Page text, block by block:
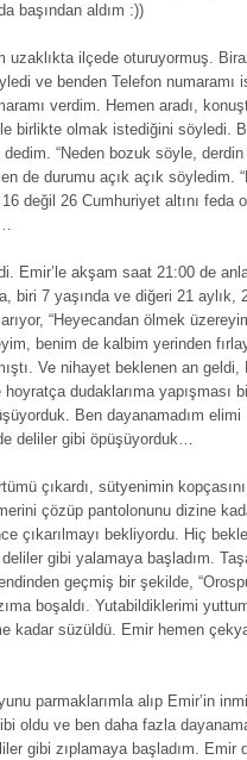
başından aldım :))
uzaklıkta ilçede oturuyormuş.
ve benden Telefon numaramı
verdim. Hemen aradı,
birlikte olmak istediğini söyledi.
“Neden bozuk söyle,
de durumu açık açık söyledim.
değil 26 Cumhuriyet altını feda
Emir’le akşam saat 21:00 de
biri 7 yaşında ve diğeri 21 aylık,
“Heyecandan ölmek
benim de kalbim yerinden
Ve nihayet beklenen an geldi,
dudaklarıma yapışması
Ben dayanamadım elimi
deliler gibi öpüşüyorduk…
çıkardı, sütyenimin
çözüp pantolonunu dizine
çıkarılmayı bekliyordu. Hiç
gibi yalamaya başladım.
geçmiş bir şekilde,
boşaldı. Yutabildiklerimi
kadar süzüldü. Emir hemen
parmaklarımla alıp Emir’in
oldu ve ben daha fazla
gibi zıplamaya başladım. Emir